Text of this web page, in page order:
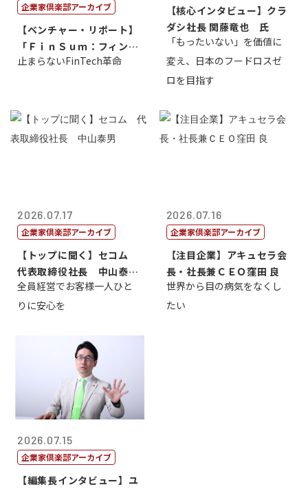
企業家倶楽部アーカイブ
【ベンチャー・リポート】
「ＦｉｎＳｕｍ：フィンテ
ック・サミッ...
止まらないFinTech革命
【核心インタビュー】クラ
ダシ社長 関藤竜也 氏
「もったいない」を価値に
変え、日本のフードロスゼ
ロを目指す
2026.07.17
企業家倶楽部アーカイブ
【トップに聞く】セコム
代表取締役社長 中山泰
男
全員経営でお客様一人ひと
りに安心を
2026.07.16
企業家倶楽部アーカイブ
【注目企業】アキュセラ会
長・社長兼ＣＥＯ窪田 良
世界から目の病気をなくし
たい
2026.07.15
企業家倶楽部アーカイブ
【編集長インタビュー】ユ